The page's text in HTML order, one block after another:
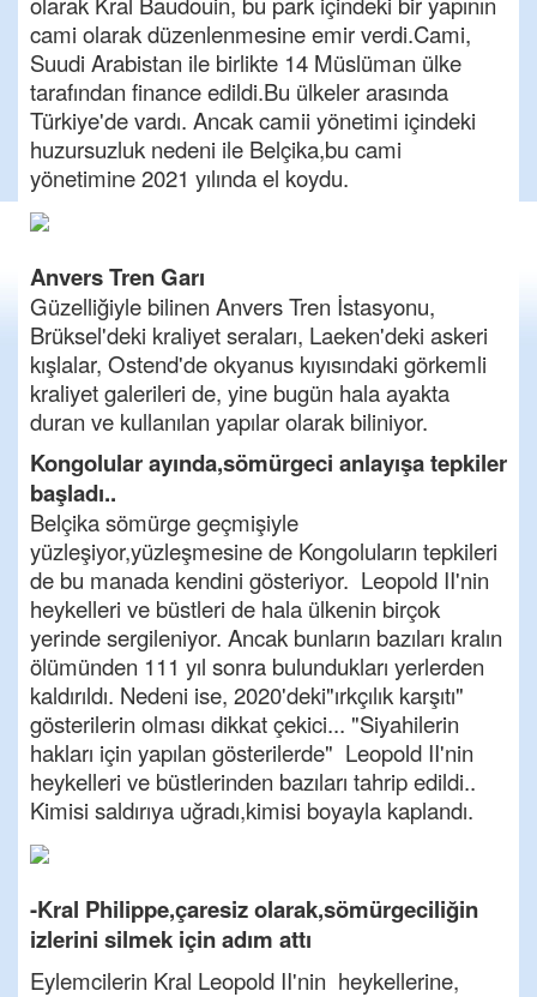
cami olarak düzenlenmesine emir verdi.Cami,
Suudi Arabistan ile birlikte 14 Müslüman ülke
tarafından finance edildi.Bu ülkeler arasında
Türkiye'de vardı. Ancak camii yönetimi içindeki
huzursuzluk nedeni ile Belçika,bu cami
yönetimine 2021 yılında el koydu.
Anvers Tren Garı
Güzelliğiyle bilinen Anvers Tren İstasyonu,
Brüksel'deki kraliyet seraları, Laeken'deki askeri
kışlalar, Ostend'de okyanus kıyısındaki görkemli
kraliyet galerileri de, yine bugün hala ayakta
duran ve kullanılan yapılar olarak biliniyor.
Kongolular ayında,sömürgeci anlayışa tepkiler
başladı..
Belçika sömürge geçmişiyle
yüzleşiyor,yüzleşmesine de Kongoluların tepkileri
de bu manada kendini gösteriyor. Leopold II'nin
heykelleri ve büstleri de hala ülkenin birçok
yerinde sergileniyor. Ancak bunların bazıları kralın
ölümünden 111 yıl sonra bulundukları yerlerden
kaldırıldı. Nedeni ise, 2020'deki"ırkçılık karşıtı"
gösterilerin olması dikkat çekici... "Siyahilerin
hakları için yapılan gösterilerde" Leopold II'nin
heykelleri ve büstlerinden bazıları tahrip edildi..
Kimisi saldırıya uğradı,kimisi boyayla kaplandı.
-Kral Philippe,çaresiz olarak,sömürgeciliğin
izlerini silmek için adım attı
Eylemcilerin Kral Leopold II'nin heykellerine,